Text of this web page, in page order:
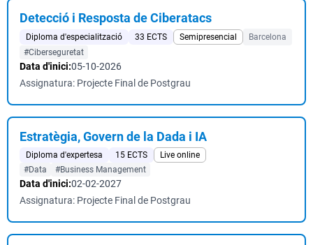
Detecció i Resposta de Ciberatacs
Diploma d'especialització 33 ECTS Semipresencial
Barcelona
#Ciberseguretat
Data d'inici:05-10-2026
Assignatura: Projecte Final de Postgrau
Estratègia, Govern de la Dada i IA
Diploma d'expertesa 15 ECTS
Live online
#Data
#Business Management
Data d'inici:02-02-2027
Assignatura: Projecte Final de Postgrau